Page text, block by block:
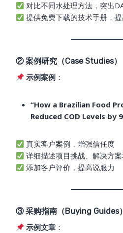
对比不同水处理方法，突出
提供免费下载的技术手册，
② 案例研究（Case Studies）
示例案例 ：
“How a Brazilian Food
Reduced COD Levels by
真实客户案例，增强信任度
详细描述项目挑战、解决方
添加客户评价，提高说服力
③ 采购指南（Buying Guides）
示例文章 ：